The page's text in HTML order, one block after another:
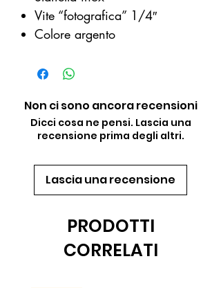
Vite “fotografica” 1/4″
Colore argento
Non ci sono ancora recensioni
Dicci cosa ne pensi. Lascia una
recensione prima degli altri.
Lascia una recensione
PRODOTTI
CORRELATI